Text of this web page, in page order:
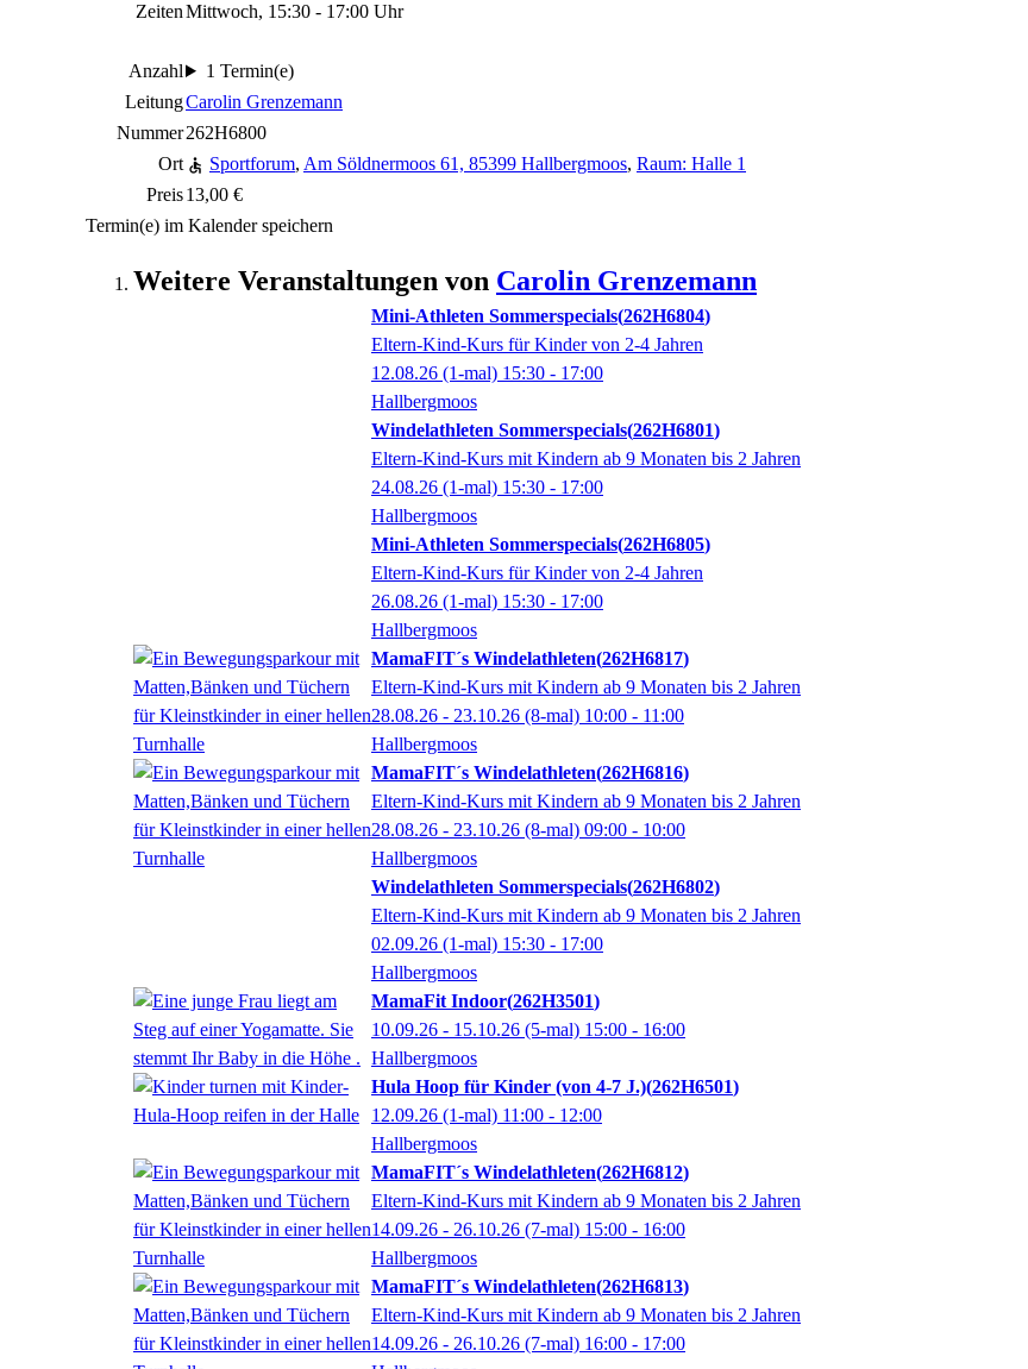
ZeitenMittwoch, 15:30 - 17:00 Uhr
Anzahl
1 Termin(e)
LeitungCarolin Grenzemann
Nummer262H6800
Ort
Sportforum, Am Söldnermoos 61, 85399 Hallbergmoos, Raum: Halle 1
Preis13,00 €
Termin(e) im Kalender speichern
Weitere Veranstaltungen von Carolin Grenzemann
Mini-Athleten Sommerspecials 262H6804
Eltern-Kind-Kurs für Kinder von 2-4 Jahren
12.08.26 (1-mal) 15:30 - 17:00
Hallbergmoos
Windelathleten Sommerspecials 262H6801
Eltern-Kind-Kurs mit Kindern ab 9 Monaten bis 2 Jahren
24.08.26 (1-mal) 15:30 - 17:00
Hallbergmoos
Mini-Athleten Sommerspecials 262H6805
Eltern-Kind-Kurs für Kinder von 2-4 Jahren
26.08.26 (1-mal) 15:30 - 17:00
Hallbergmoos
MamaFIT´s Windelathleten 262H6817
Eltern-Kind-Kurs mit Kindern ab 9 Monaten bis 2 Jahren
28.08.26 - 23.10.26 (8-mal) 10:00 - 11:00
Hallbergmoos
MamaFIT´s Windelathleten 262H6816
Eltern-Kind-Kurs mit Kindern ab 9 Monaten bis 2 Jahren
28.08.26 - 23.10.26 (8-mal) 09:00 - 10:00
Hallbergmoos
Windelathleten Sommerspecials 262H6802
Eltern-Kind-Kurs mit Kindern ab 9 Monaten bis 2 Jahren
02.09.26 (1-mal) 15:30 - 17:00
Hallbergmoos
MamaFit Indoor 262H3501
10.09.26 - 15.10.26 (5-mal) 15:00 - 16:00
Hallbergmoos
Hula Hoop für Kinder (von 4-7 J.) 262H6501
12.09.26 (1-mal) 11:00 - 12:00
Hallbergmoos
MamaFIT´s Windelathleten 262H6812
Eltern-Kind-Kurs mit Kindern ab 9 Monaten bis 2 Jahren
14.09.26 - 26.10.26 (7-mal) 15:00 - 16:00
Hallbergmoos
MamaFIT´s Windelathleten 262H6813
Eltern-Kind-Kurs mit Kindern ab 9 Monaten bis 2 Jahren
14.09.26 - 26.10.26 (7-mal) 16:00 - 17:00